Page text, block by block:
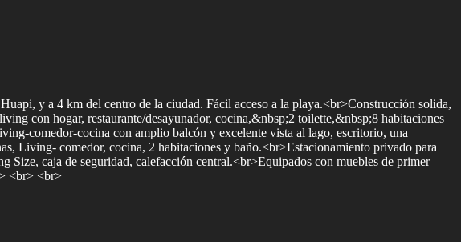
y a 4 km del centro de la ciudad. Fácil acceso a la playa.<br>Construcción solida,
con hogar, restaurante/desayunador, cocina,&nbsp;2 toilette,&nbsp;8 habitaciones
comedor-cocina con amplio balcón y excelente vista al lago, escritorio, una
Living- comedor, cocina, 2 habitaciones y baño.<br>Estacionamiento privado para
caja de seguridad, calefacción central.<br>Equipados con muebles de primer
<br> <br>